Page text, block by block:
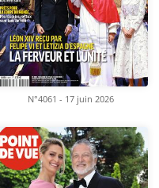
N°4061 - 17 juin 2026